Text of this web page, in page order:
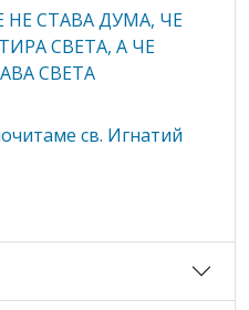
НЕ СТАВА ДУМА, ЧЕ
СВЕТА, А ЧЕ
СВЕТА
св. Игнатий